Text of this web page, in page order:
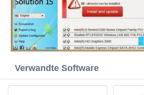
Verwandte Software